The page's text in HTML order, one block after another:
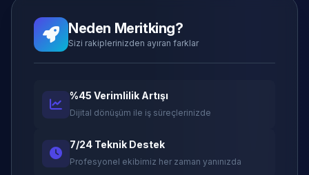
Neden Meritking?
Sizi rakiplerinizden ayıran farklar
%45 Verimlilik Artışı
Dijital dönüşüm ile iş süreçlerinizde
7/24 Teknik Destek
Profesyonel ekibimiz her zaman yanınızda